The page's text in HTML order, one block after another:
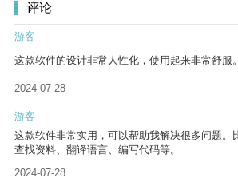
评论
游客
这款软件的设计非常人性化，使用起来非常舒服。
2024-07-28
游客
这款软件非常实用，可以帮助我解决很多问题。
查找资料、翻译语言、编写代码等。
2024-07-28